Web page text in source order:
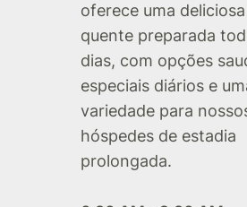
oferece uma
quente preparada
dias, com opções
especiais diários e
variedade para
hóspedes de estadia
prolongada.